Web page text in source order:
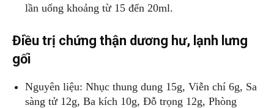
lần uống khoảng từ 15 đến 20ml.
Điều trị chứng thận dương hư, lạnh lưng
gối
Nguyên liệu: Nhục thung dung 15g, Viễn chí 6g, Sa
sàng tử 12g, Ba kích 10g, Đỗ trọng 12g, Phòng